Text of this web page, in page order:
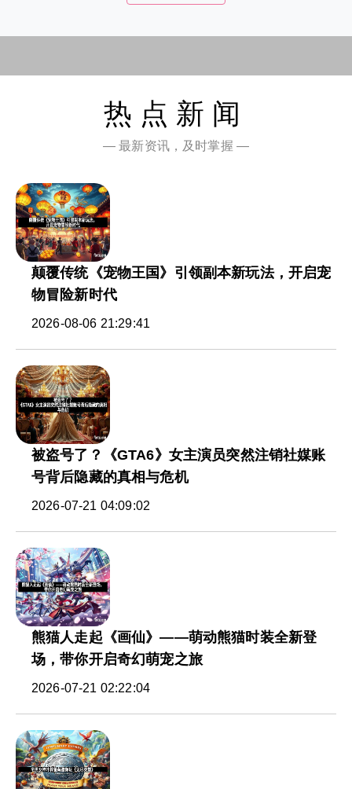
热点新闻
— 最新资讯，及时掌握 —
颠覆传统《宠物王国》引领副本新玩法，开启宠
物冒险新时代
2026-08-06 21:29:41
被盗号了？《GTA6》女主演员突然注销社媒账
号背后隐藏的真相与危机
2026-07-21 04:09:02
熊猫人走起《画仙》——萌动熊猫时装全新登
场，带你开启奇幻萌宠之旅
2026-07-21 02:22:04